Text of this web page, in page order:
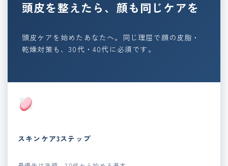
頭皮を整えたら、顔も同じケアを
頭皮ケアを始めたあなたへ。同じ理屈で顔の皮脂・
乾燥対策も、30代・40代に必須です。
スキンケア3ステップ